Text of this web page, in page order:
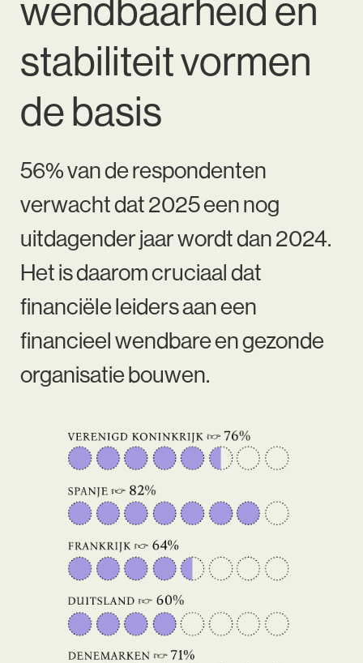
wendbaarheid en
stabiliteit vormen
de basis
56% van de respondenten
verwacht dat 2025 een nog
uitdagender jaar wordt dan 2024.
Het is daarom cruciaal dat
financiële leiders aan een
financieel wendbare en gezonde
organisatie bouwen.